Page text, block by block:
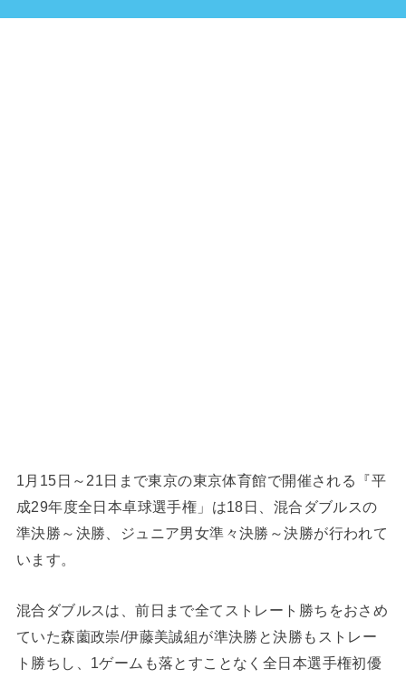
1月15日～21日まで東京の東京体育館で開催される『平
成29年度全日本卓球選手権」は18日、混合ダブルスの
準決勝～決勝、ジュニア男女準々決勝～決勝が行われて
います。
混合ダブルスは、前日まで全てストレート勝ちをおさめ
ていた森薗政崇/伊藤美誠組が準決勝と決勝もストレー
ト勝ちし、1ゲームも落とすことなく全日本選手権初優